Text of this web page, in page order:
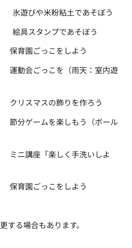
びや米粉粘土であそぼう
スタンプであそぼう
保育園ごっこをしよう
運動会ごっこを（雨天：室内遊
リスマスの飾りを作ろう
分ゲームを楽しもう（ボール
しく手洗いしよ
育園ごっこをしよう
る場合もあります。